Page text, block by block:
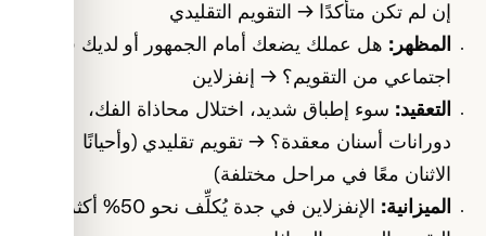
إن لم تكن متأكدًا → التقويم التقليدي
المظهر: هل عملك يضعك أمام الجمهور أو لديك قلق
اجتماعي من التقويم؟ → إنفزلاين
التعقيد: سوء إطباق شديد، اختلال محاذاة الفك،
دورانات أسنان معقدة؟ → تقويم تقليدي (وأحيانًا
الاثنان معًا في مراحل مختلفة)
الميزانية: الإنفزلاين في جدة يُكلِّف نحو 50% أكثر من